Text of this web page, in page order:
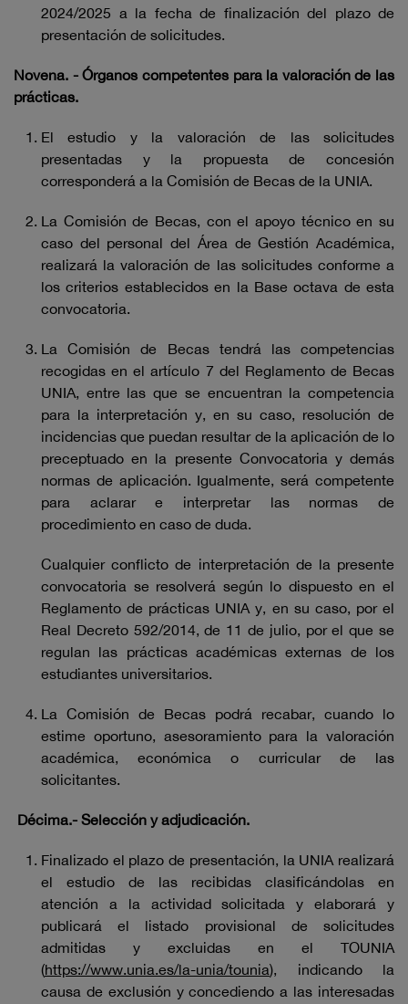
2024/2025 a la fecha de finalización del plazo de
presentación de solicitudes.
Novena. - Órganos competentes para la valoración de las
prácticas.
El estudio y la valoración de las solicitudes
presentadas y la propuesta de concesión
corresponderá a la Comisión de Becas de la UNIA.
La Comisión de Becas, con el apoyo técnico en su
caso del personal del Área de Gestión Académica,
realizará la valoración de las solicitudes conforme a
los criterios establecidos en la Base octava de esta
convocatoria.
La Comisión de Becas tendrá las competencias
recogidas en el artículo 7 del Reglamento de Becas
UNIA, entre las que se encuentran la competencia
para la interpretación y, en su caso, resolución de
incidencias que puedan resultar de la aplicación de lo
preceptuado en la presente Convocatoria y demás
normas de aplicación. Igualmente, será competente
para aclarar e interpretar las normas de
procedimiento en caso de duda.
Cualquier conflicto de interpretación de la presente
convocatoria se resolverá según lo dispuesto en el
Reglamento de prácticas UNIA y, en su caso, por el
Real Decreto 592/2014, de 11 de julio, por el que se
regulan las prácticas académicas externas de los
estudiantes universitarios.
La Comisión de Becas podrá recabar, cuando lo
estime oportuno, asesoramiento para la valoración
académica, económica o curricular de las
solicitantes.
Décima.- Selección y adjudicación.
Finalizado el plazo de presentación, la UNIA realizará
el estudio de las recibidas clasificándolas en
atención a la actividad solicitada y elaborará y
publicará el listado provisional de solicitudes
admitidas y excluidas en el TOUNIA
(https://www.unia.es/la-unia/tounia), indicando la
causa de exclusión y concediendo a las interesadas